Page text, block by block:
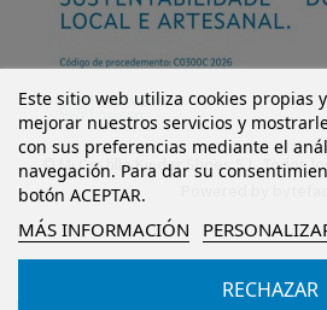
Este sitio web utiliza cookies propias
mejorar nuestros servicios y
con sus preferencias mediante el
navegación. Para dar su
botón ACEPTAR.
MÁS INFORMACIÓN
RECHAZAR
© Mi Castillo Kinder Shoes S.L. Todos